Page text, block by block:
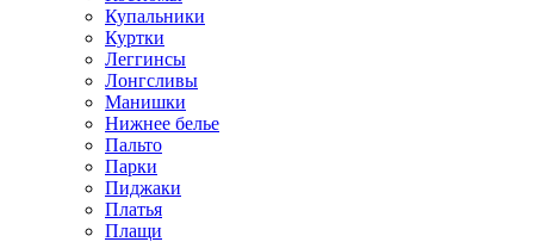
Купальники
Куртки
Леггинсы
Лонгсливы
Манишки
Нижнее белье
Пальто
Парки
Пиджаки
Платья
Плащи